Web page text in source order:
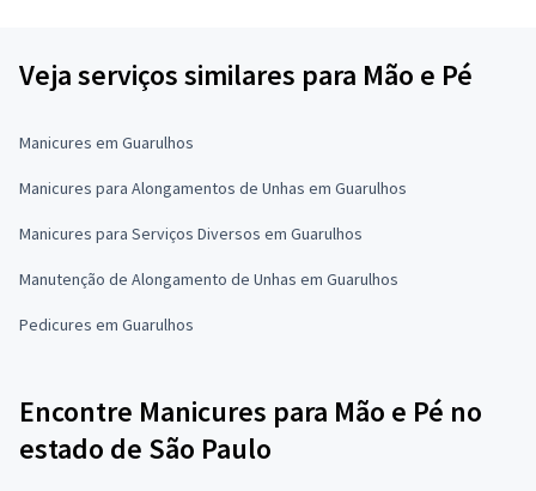
Veja serviços similares para Mão e Pé
Manicures em Guarulhos
Manicures para Alongamentos de Unhas em Guarulhos
Manicures para Serviços Diversos em Guarulhos
Manutenção de Alongamento de Unhas em Guarulhos
Pedicures em Guarulhos
Encontre Manicures para Mão e Pé no
estado de São Paulo